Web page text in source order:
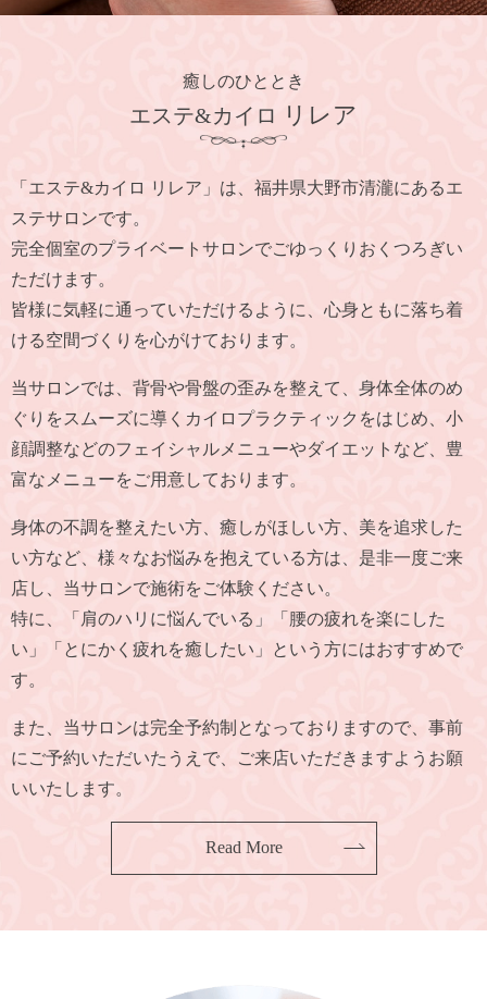
癒しのひととき
エステ&カイロ リレア
「エステ&カイロ リレア」は、福井県大野市清瀧にあるエ
ステサロンです。
完全個室のプライベートサロンでごゆっくりおくつろぎい
ただけます。
皆様に気軽に通っていただけるように、心身ともに落ち着
ける空間づくりを心がけております。
当サロンでは、背骨や骨盤の歪みを整えて、 身体全体のめ
ぐりをスムーズに導くカイロプラクティックをはじめ、 小
顔調整などのフェイシャルメニューやダイエットなど、豊
富なメニューをご用意しております。
身体の不調を整えたい方、癒しがほしい方、美を追求した
い方など、 様々なお悩みを抱えている方は、是非一度ご来
店し、当サロンで施術をご体験ください。
特に、「肩のハリに悩んでいる」「腰の疲れを楽にした
い」
「とにかく疲れを癒したい」という方にはおすすめで
す。
また、当サロンは完全予約制となっておりますので、 事前
にご予約いただいたうえで、ご来店いただきますようお願
いいたします。
Read More